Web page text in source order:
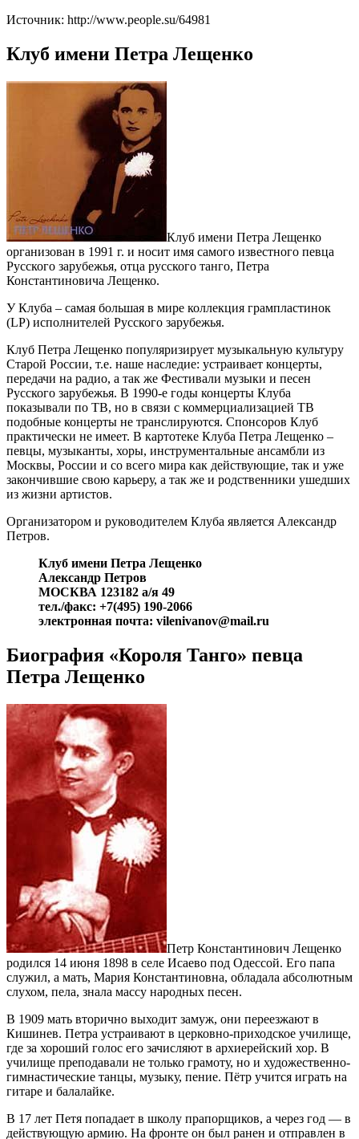
Источник: http://www.people.su/64981
Клуб имени Петра Лещенко
Клуб имени Петра Лещенко
организован в 1991 г. и носит имя самого известного певца
Русского зарубежья, отца русского танго, Петра
Константиновича Лещенко.
У Клуба – самая большая в мире коллекция грампластинок
(LP) исполнителей Русского зарубежья.
Клуб Петра Лещенко популяризирует музыкальную культуру
Старой России, т.е. наше наследие: устраивает концерты,
передачи на радио, а так же Фестивали музыки и песен
Русского зарубежья. В 1990-е годы концерты Клуба
показывали по ТВ, но в связи с коммерциализацией ТВ
подобные концерты не транслируются. Спонсоров Клуб
практически не имеет. В картотеке Клуба Петра Лещенко –
певцы, музыканты, хоры, инструментальные ансамбли из
Москвы, России и со всего мира как действующие, так и уже
закончившие свою карьеру, а так же и родственники ушедших
из жизни артистов.
Организатором и руководителем Клуба является Александр
Петров.
Клуб имени Петра Лещенко
Александр Петров
МОСКВА 123182 а/я 49
тел./факс: +7(495) 190-2066
электронная почта: vilenivanov@mail.ru
Биография «Короля Танго» певца
Петра Лещенко
Петр Константинович Лещенко
родился 14 июня 1898 в селе Исаево под Одессой. Его папа
служил, а мать, Мария Константиновна, обладала абсолютным
слухом, пела, знала массу народных песен.
В 1909 мать вторично выходит замуж, они переезжают в
Кишинев. Петра устраивают в церковно-приходское училище,
где за хороший голос его зачисляют в архиерейский хор. В
училище преподавали не только грамоту, но и художественно-
гимнастические танцы, музыку, пение. Пётр учится играть на
гитаре и балалайке.
В 17 лет Петя попадает в школу прапорщиков, а через год — в
действующую армию. На фронте он был ранен и отправлен в